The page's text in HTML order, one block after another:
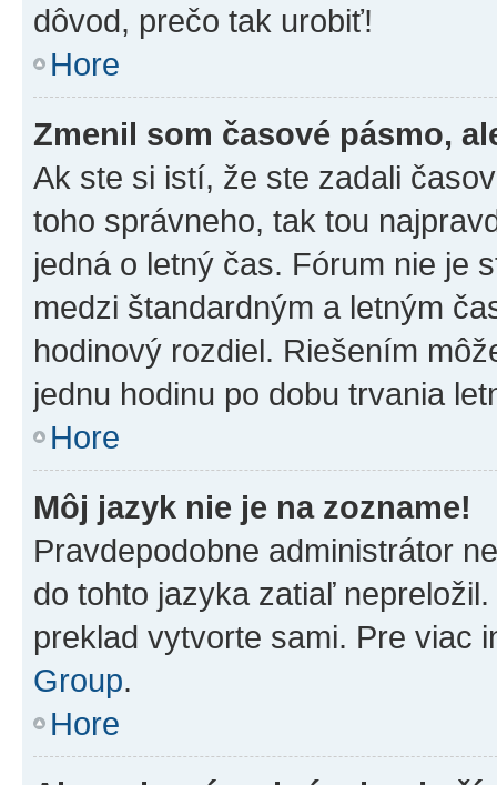
dôvod, prečo tak urobiť!
Hore
Zmenil som časové pásmo,
Ak ste si istí, že ste zadali
toho správneho, tak tou
jedná o letný čas. Fórum nie je
medzi štandardným a letným
hodinový rozdiel. Riešením
jednu hodinu po dobu trvania
Hore
Môj jazyk nie je na zozname!
Pravdepodobne administrátor
do tohto jazyka zatiaľ
preklad vytvorte sami. Pre viac
Group.
Hore